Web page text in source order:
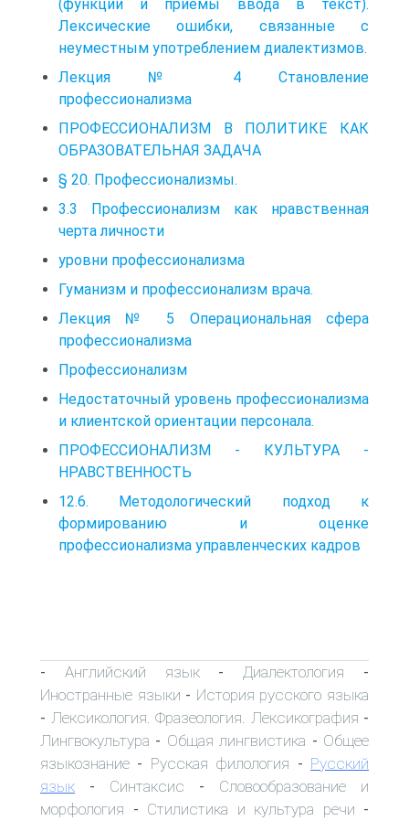
(функции и приемы ввода в текст).
Лексические ошибки, связанные с
неуместным употреблением диалектизмов.
Лекция № 4 Становление
профессионализма
ПРОФЕССИОНАЛИЗМ В ПОЛИТИКЕ КАК
ОБРАЗОВАТЕЛЬНАЯ ЗАДАЧА
§ 20. Профессионализмы.
3.3 Профессионализм как нравственная
черта личности
уровни профессионализма
Гуманизм и профессионализм врача.
Лекция № 5 Операциональная сфера
профессионализма
Профессионализм
Недостаточный уровень профессионализма
и клиентской ориентации персонала.
ПРОФЕССИОНАЛИЗМ - КУЛЬТУРА -
НРАВСТВЕННОСТЬ
12.6. Методологический подход к
формированию и оценке
профессионализма управленческих кадров
- Английский язык- Диалектология -
Иностранные языки - История русского языка
- Лексикология. Фразеология. Лексикография -
Лингвокультура - Общая лингвистика - Общее
языкознание - Русская филология - Русский
язык - Синтаксис - Словообразование и
морфология - Стилистика и культура речи -